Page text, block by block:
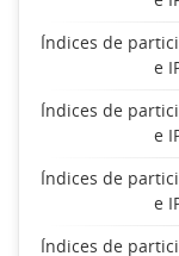
Índices de
e
Índices de
e
Índices de
e
Índices de